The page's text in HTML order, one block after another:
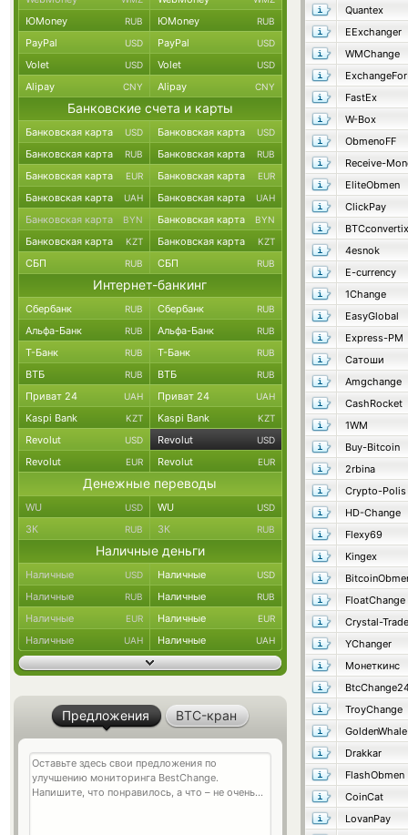
Quantex
EExchanger
WMChange
FastEx
W-Box
ObmenoFF
Receive-
EliteObmen
ClickPay
BTCconvertix
4esnok
E-currency
1Change
EasyGlobal
Express-PM
Сатоши
Amgchange
CashRocket
1WM
Buy-Bitcoin
2rbina
Crypto-Polis
HD-Change
Flexy69
Kingex
FloatChange
Crystal-Trade
YChanger
Монеткинс
TroyChange
GoldenWhale
Drakkar
FlashObmen
CoinCat
LovanPay
ЮMoney RUB ЮMoney RUB
PayPal USD PayPal USD
Volet USD Volet USD
Alipay CNY Alipay CNY
Банковские счета и карты
Банковская карта USD Банковская карта USD
Банковская карта RUB Банковская карта RUB
Банковская карта EUR Банковская карта EUR
Банковская карта UAH Банковская карта UAH
Банковская карта BYN Банковская карта BYN
Банковская карта KZT Банковская карта KZT
СБП RUB СБП RUB
Интернет-банкинг
Сбербанк RUB Сбербанк RUB
Альфа-Банк RUB Альфа-Банк RUB
Т-Банк RUB Т-Банк RUB
ВТБ RUB ВТБ RUB
Приват 24 UAH Приват 24 UAH
Kaspi Bank KZT Kaspi Bank KZT
Revolut USD Revolut USD
Revolut EUR Revolut EUR
Денежные переводы
WU USD WU USD
ЗК RUB ЗК RUB
Наличные деньги
Наличные USD Наличные USD
Наличные RUB Наличные RUB
Наличные EUR Наличные EUR
Наличные UAH Наличные UAH
Предложения BTC-кран